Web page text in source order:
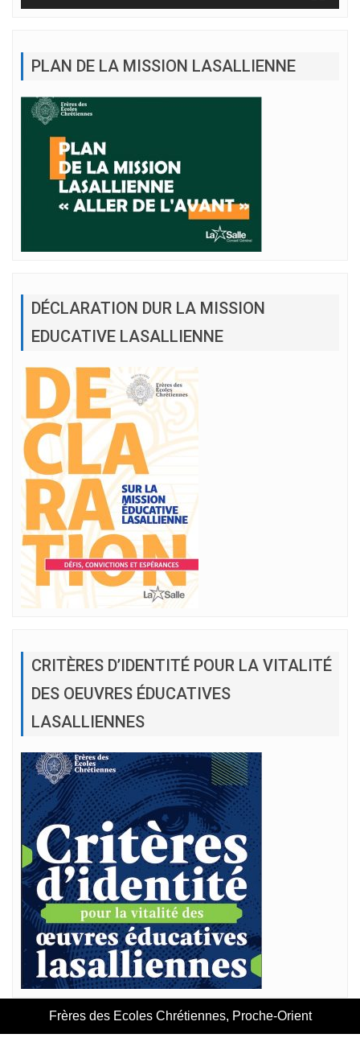
PLAN DE LA MISSION LASALLIENNE
DÉCLARATION DUR LA MISSION
EDUCATIVE LASALLIENNE
CRITÈRES D’IDENTITÉ POUR LA VITALITÉ
DES OEUVRES ÉDUCATIVES
LASALLIENNES
Frères des Ecoles Chrétiennes, Proche-Orient